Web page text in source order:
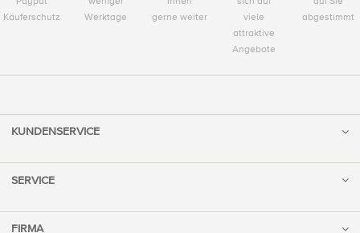
Käuferschutz
Werktage
gerne weiter
viele
attraktive
Angebote
abgestimmt
KUNDENSERVICE
SERVICE
FIRMA